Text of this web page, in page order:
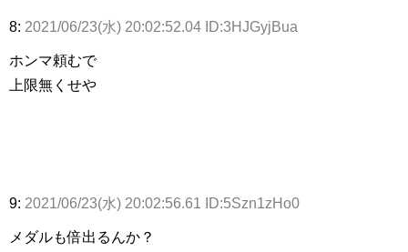
8: 2021/06/23(水) 20:02:52.04 ID:3HJGyjBua
ホンマ頼むで
上限無くせや
9: 2021/06/23(水) 20:02:56.61 ID:5Szn1zHo0
メダルも倍出るんか？